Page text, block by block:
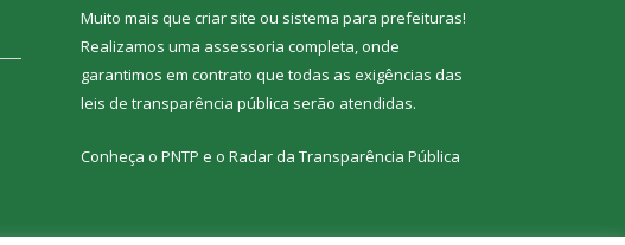
Muito mais que criar site ou sistema para prefeituras!
Realizamos uma assessoria completa, onde
garantimos em contrato que todas as exigências das
leis de transparência pública serão atendidas.
Conheça o PNTP e o Radar da Transparência Pública